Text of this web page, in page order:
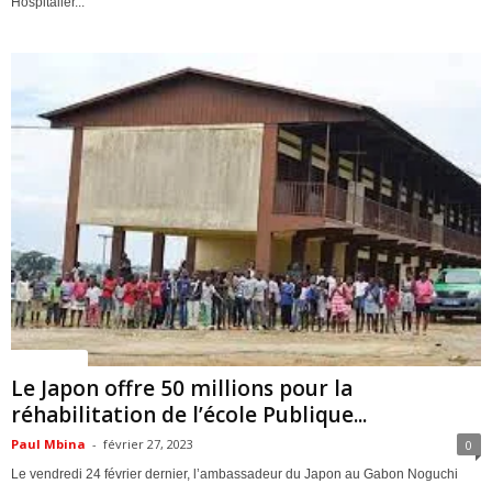
Le Japon offre 50 millions pour la
réhabilitation de l’école Publique...
Paul Mbina - février 27, 2023 0
Le vendredi 24 février dernier, l’ambassadeur du Japon au Gabon Noguchi